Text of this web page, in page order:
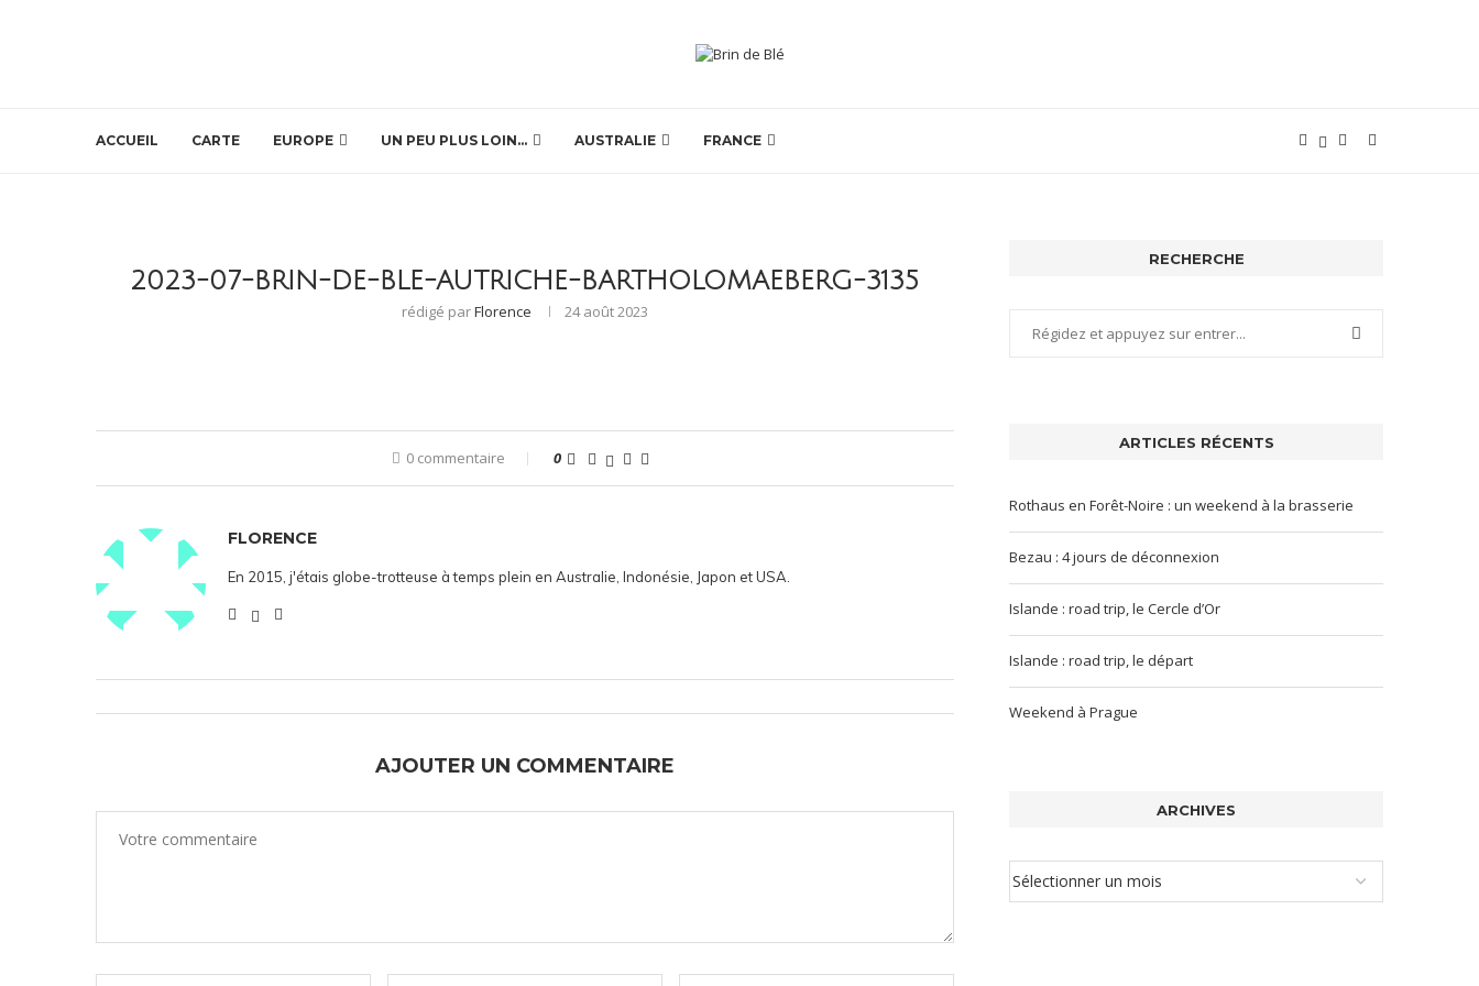
ACCUEIL CARTE EUROPE UN PEU PLUS LOIN… AUSTRALIE FRANCE
2023-07-BRIN-DE-BLE-AUTRICHE-BARTHOLOMAEBERG-3135
rédigé parFlorence 24 août 2023
0 commentaire 0
FLORENCE
En 2015, j'étais globe-trotteuse à temps plein en Australie, Indonésie, Japon et USA.
AJOUTER UN COMMENTAIRE
RECHERCHE
ARTICLES RÉCENTS
Rothaus en Forêt-Noire : un weekend à la brasserie
Bezau : 4 jours de déconnexion
Islande : road trip, le Cercle d’Or
Islande : road trip, le départ
Weekend à Prague
ARCHIVES